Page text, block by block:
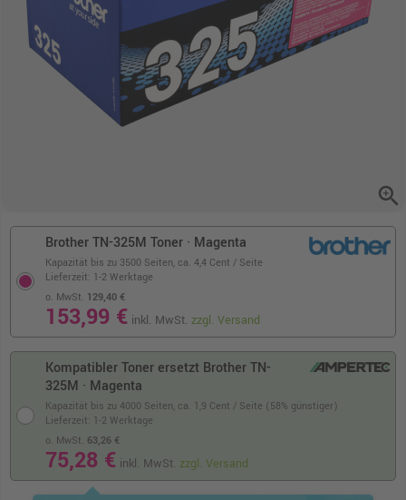
zoom_in
Brother TN-325M Toner · Magenta
Kapazität bis zu 3500 Seiten, ca. 4,4 Cent / Seite
o. MwSt. 129,40 €
153,99 € inkl. MwSt.zzgl. Versand
Lieferzeit: 1-2 Werktage
Kompatibler Toner ersetzt Brother TN-
325M · Magenta
Kapazität bis zu 4000 Seiten, ca. 1,9 Cent / Seite (58% günstiger)
o. MwSt. 63,26 €
75,28 € inkl. MwSt. zzgl. Versand
Lieferzeit: 1-2 Werktage